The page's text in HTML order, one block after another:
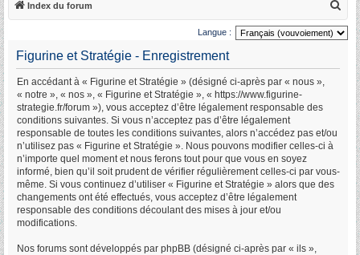
Index du forum
e
c
Langue :
Figurine et Stratégie - Enregistrement
En accédant à « Figurine et Stratégie » (désigné ci-après par « nous »,
« notre », « nos », « Figurine et Stratégie », « https://www.figurine-
strategie.fr/forum »), vous acceptez d’être légalement responsable des
conditions suivantes. Si vous n’acceptez pas d’être légalement
responsable de toutes les conditions suivantes, alors n’accédez pas et/ou
n’utilisez pas « Figurine et Stratégie ». Nous pouvons modifier celles-ci à
n’importe quel moment et nous ferons tout pour que vous en soyez
informé, bien qu’il soit prudent de vérifier régulièrement celles-ci par vous-
même. Si vous continuez d’utiliser « Figurine et Stratégie » alors que des
changements ont été effectués, vous acceptez d’être légalement
responsable des conditions découlant des mises à jour et/ou
modifications.
Nos forums sont développés par phpBB (désigné ci-après par « ils »,